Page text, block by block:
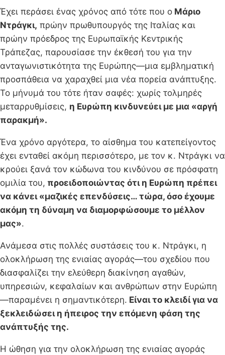
Έχει περάσει ένας χρόνος από τότε που ο Μάριο
Ντράγκι, πρώην πρωθυπουργός της Ιταλίας και
πρώην πρόεδρος της Ευρωπαϊκής Κεντρικής
Τράπεζας, παρουσίασε την έκθεσή του για την
ανταγωνιστικότητα της Ευρώπης—μια εμβληματική
προσπάθεια να χαραχθεί μια νέα πορεία ανάπτυξης.
Το μήνυμά του τότε ήταν σαφές: χωρίς τολμηρές
μεταρρυθμίσεις, η Ευρώπη κινδυνεύει με μια «αργή
παρακμή».
Ένα χρόνο αργότερα, το αίσθημα του κατεπείγοντος
έχει ενταθεί ακόμη περισσότερο, με τον κ. Ντράγκι να
κρούει ξανά τον κώδωνα του κινδύνου σε πρόσφατη
ομιλία του, προειδοποιώντας ότι η Ευρώπη πρέπει
να κάνει «μαζικές επενδύσεις… τώρα, όσο έχουμε
ακόμη τη δύναμη να διαμορφώσουμε το μέλλον
μας».
Ανάμεσα στις πολλές συστάσεις του κ. Ντράγκι, η
ολοκλήρωση της ενιαίας αγοράς—του σχεδίου που
διασφαλίζει την ελεύθερη διακίνηση αγαθών,
υπηρεσιών, κεφαλαίων και ανθρώπων στην Ευρώπη
—παραμένει η σημαντικότερη. Είναι το κλειδί για να
ξεκλειδώσει η ήπειρος την επόμενη φάση της
ανάπτυξής της.
Η ώθηση για την ολοκλήρωση της ενιαίας αγοράς